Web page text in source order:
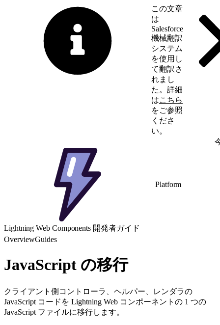
この文章
は
Salesforce
機械翻訳
システム
を使用し
て翻訳さ
れまし
た。詳細
はこちら
をご参照
くださ
い。
Platform
Lightning Web Components 開発者ガイド
OverviewGuides
JavaScript の移行
クライアント側コントローラ、ヘルパー、レンダラの
JavaScript コードを Lightning Web コンポーネントの 1 つの
JavaScript ファイルに移行します。